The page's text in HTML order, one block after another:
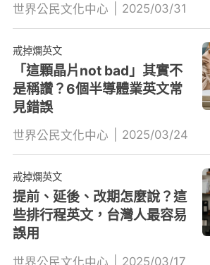
世界公民文化中心 2025/03/31
戒掉爛英文
「這顆晶片not bad」其實不
是稱讚？6個半導體業英文常
見錯誤
世界公民文化中心 2025/03/24
戒掉爛英文
提前、延後、改期怎麼說？這
些排行程英文，台灣人最容易
誤用
世界公民文化中心 2025/03/17